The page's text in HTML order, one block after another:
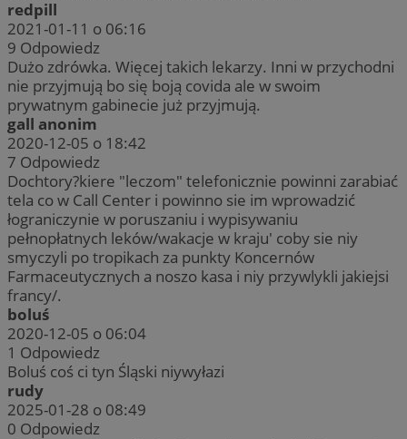
redpill
2021-01-11 o 06:16
9 Odpowiedz
Dużo zdrówka. Więcej takich lekarzy. Inni w przychodni
nie przyjmują bo się boją covida ale w swoim
prywatnym gabinecie już przyjmują.
gall anonim
2020-12-05 o 18:42
7 Odpowiedz
Dochtory?kiere "leczom" telefonicznie powinni zarabiać
tela co w Call Center i powinno sie im wprowadzić
łograniczynie w poruszaniu i wypisywaniu
pełnopłatnych leków/wakacje w kraju' coby sie niy
smyczyli po tropikach za punkty Koncernów
Farmaceutycznych a noszo kasa i niy przywlykli jakiejsi
francy/.
boluś
2020-12-05 o 06:04
1 Odpowiedz
Boluś coś ci tyn Śląski niywyłazi
rudy
2025-01-28 o 08:49
0 Odpowiedz